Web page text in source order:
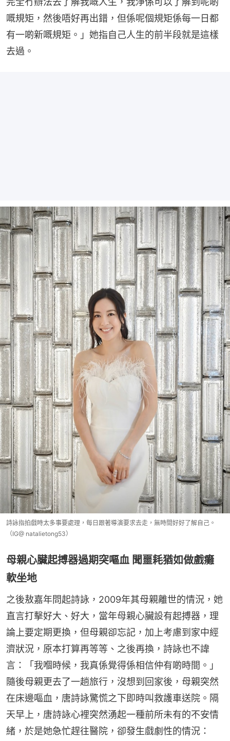
嘅規矩，然後唔好再出錯，但係呢個規矩係每一日都
有一啲新嘅規矩。」她指自己人生的前半段就是這樣
去過。
詩詠指拍戲時太多事要處理，每日跟著導演要求去走，無時間好好了解自己。
（IG@ natalietong53）
母親心臟起搏器過期突嘔血 聞噩耗猶如做戲癱
軟坐地
之後敖嘉年問起詩詠，2009年其母親離世的情況，她
直言打擊好大、好大，當年母親心臟設有起搏器，理
論上要定期更換，但母親卻忘記，加上考慮到家中經
濟狀況，原本打算再等等、之後再換，詩詠也不諱
言：「我嗰時候，我真係覺得係相信仲有啲時間。」
隨後母親更去了一趟旅行，沒想到回家後，母親突然
在床邊嘔血，唐詩詠驚慌之下即時叫救護車送院。隔
天早上，唐詩詠心裡突然湧起一種前所未有的不安情
緒，於是她急忙趕往醫院，卻發生戲劇性的情況：